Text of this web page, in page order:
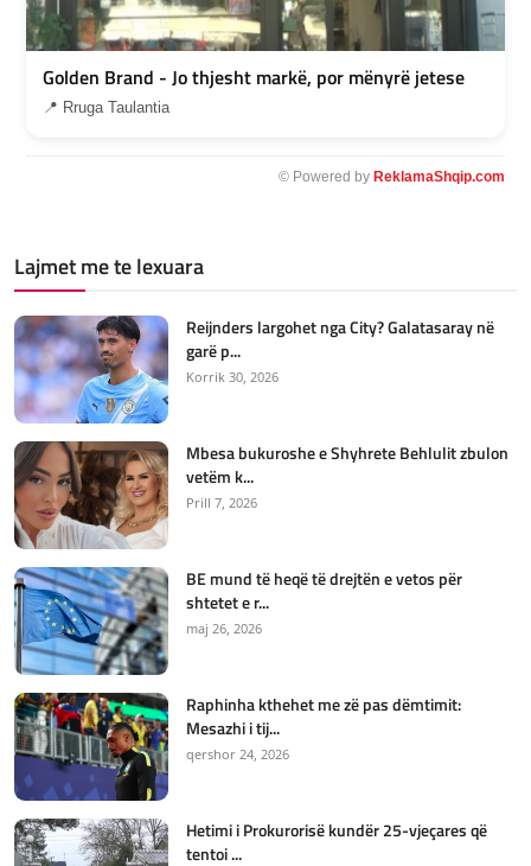
Golden Brand - Jo thjesht markë, por mënyrë jetese
📍 Rruga Taulantia
© Powered by ReklamaShqip.com
Lajmet me te lexuara
Reijnders largohet nga City? Galatasaray në
garë p...
Korrik 30, 2026
Mbesa bukuroshe e Shyhrete Behlulit zbulon
vetëm k...
Prill 7, 2026
BE mund të heqë të drejtën e vetos për
shtetet e r...
maj 26, 2026
Raphinha kthehet me zë pas dëmtimit:
Mesazhi i tij...
qershor 24, 2026
Hetimi i Prokurorisë kundër 25-vjeçares që
tentoi ...